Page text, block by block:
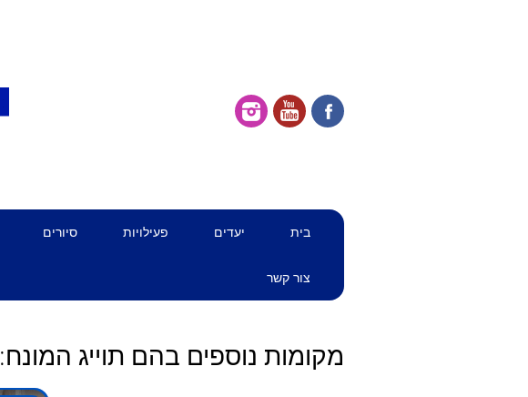
תפריט ראשי
דילוג
בית יעדים פעילויות סיורים
צור קשר
מקומות נוספים בהם תוייג המונח: